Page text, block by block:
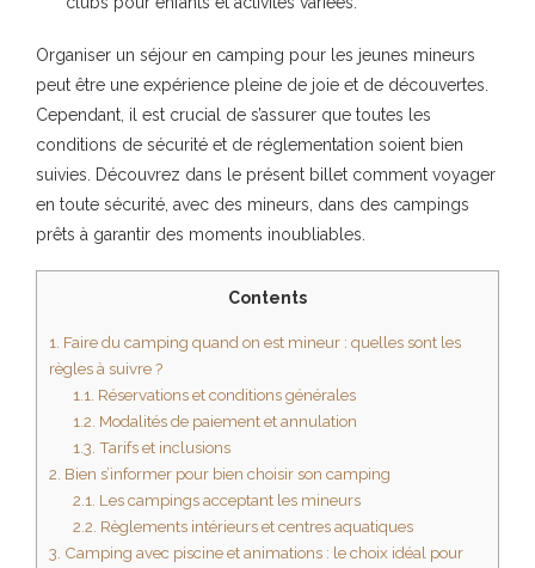
Organiser un séjour en camping pour les jeunes mineurs
peut être une expérience pleine de joie et de découvertes.
Cependant, il est crucial de s’assurer que toutes les
conditions de sécurité et de réglementation soient bien
suivies. Découvrez dans le présent billet comment voyager
en toute sécurité, avec des mineurs, dans des campings
prêts à garantir des moments inoubliables.
Contents
1. Faire du camping quand on est mineur : quelles sont les
règles à suivre ?
1.1. Réservations et conditions générales
1.2. Modalités de paiement et annulation
1.3. Tarifs et inclusions
2. Bien s’informer pour bien choisir son camping
2.1. Les campings acceptant les mineurs
2.2. Règlements intérieurs et centres aquatiques
3. Camping avec piscine et animations : le choix idéal pour